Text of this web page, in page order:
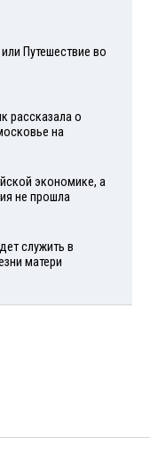
Путешествие во
рассказала о
на
экономике, а
не прошла
служить в
матери